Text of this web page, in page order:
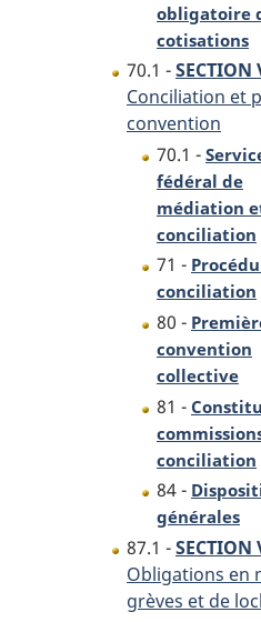
obligatoire
cotisations
70.1 -SECTION
Conciliation et
convention
70.1 -
fédéral de
médiation
conciliation
71 -
conciliation
80 -
convention
collective
81 -
conciliation
84 -
générales
87.1 -SECTION
Obligations en
grèves et de